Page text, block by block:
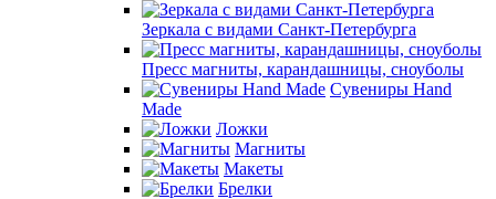
Зеркала с видами Санкт-Петербурга
Пресс магниты, карандашницы, сноуболы
Сувениры Hand
Made
Ложки
Магниты
Макеты
Брелки